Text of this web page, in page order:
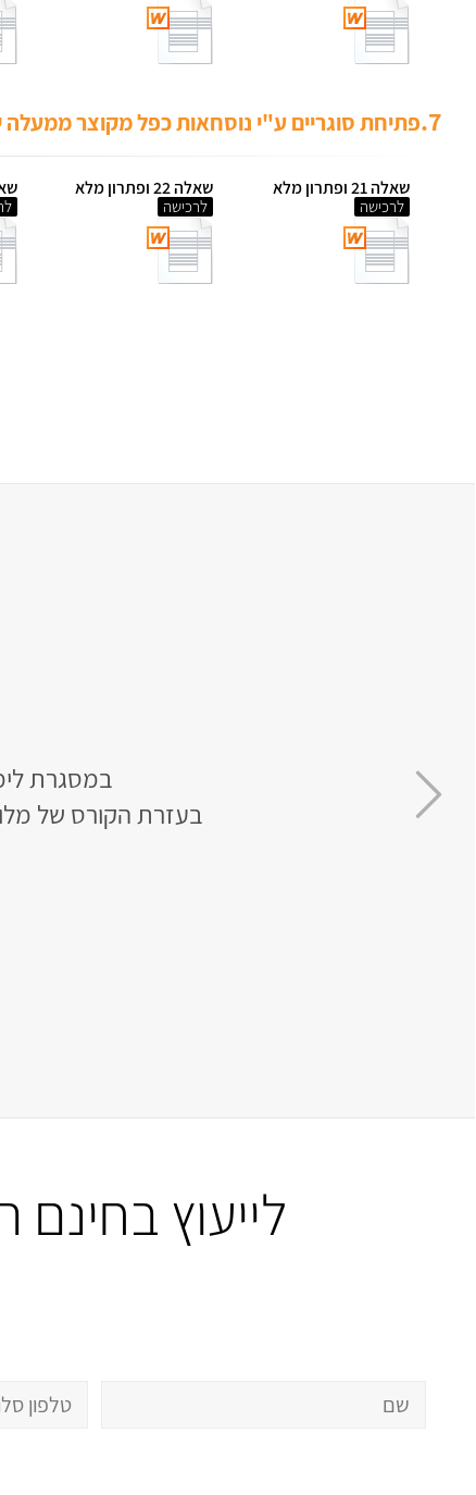
7. פתיחת סוגריים ע"י נוסחאות כפל מקוצר
שאלה 21 ופתרון מלא
לרכישה
שאלה 22 ופתרון מלא
לרכישה
שאלה
במסגרת לימודי
בעזרת הקורס של
לייעוץ